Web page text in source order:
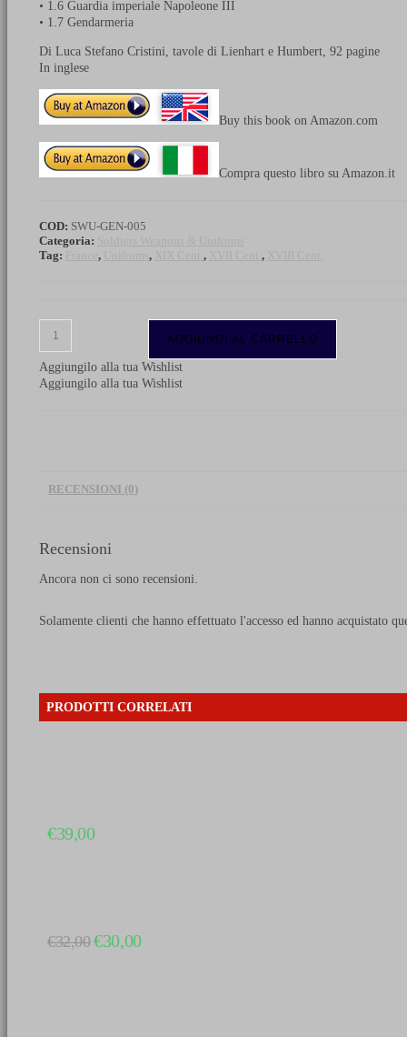
• 1.6 Guardia imperiale Napoleone III
• 1.7 Gendarmeria
Di Luca Stefano Cristini, tavole di Lienhart e Humbert, 92 pagine
In inglese
Buy this book on Amazon.com
Compra questo libro su Amazon.it
COD: SWU-GEN-005
Categoria:
Tag:
, , , ,
uniforms
of
French
armies
quantità
AGGIUNGI AL CARRELLO
Aggiungilo alla tua Wishlist
Aggiungilo alla tua Wishlist
RECENSIONI (0)
Recensioni
Ancora non ci sono recensioni.
Solamente clienti che hanno effettuato l'accesso ed hanno acquistato
PRODOTTI CORRELATI
€39,00
€32,00Il
prezzo
€30,00Il